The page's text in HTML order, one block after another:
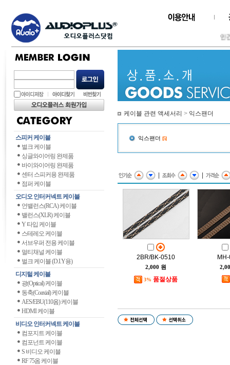
인
스피커 케이블
벌크 케이블
싱글와이어링 완제품
바이와이어링 완제품
센터 스피커용 완제품
점퍼 케이블
오디오 인터커넥트 케이블
언밸런스(RCA) 케이블
밸런스(XLR) 케이블
Y 타입 케이블
스테레오 케이블
서브우퍼 전용 케이블
멀티채널 케이블
벌크 케이블 (D.I.Y용)
디지털 케이블
광(Optical) 케이블
동축(Coaxial) 케이블
AES/EBU(110옴) 케이블
HDMI 케이블
비디오 인터커넥트 케이블
컴포지트 케이블
컴포넌트 케이블
S 비디오 케이블
RF 75옴 케이블
케이블 관련 액세서리 > 익스팬더
익스팬더 [5]
| |
2BR/BK-0510
2,000 원
3% 품절상품